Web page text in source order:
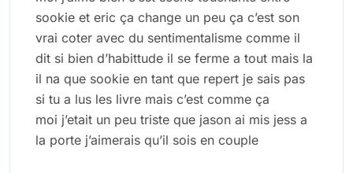
sookie et eric ça change un peu ça c’est son
vrai coter avec du sentimentalisme comme il
dit si bien d’habittude il se ferme a tout mais la
il na que sookie en tant que repert je sais pas
si tu a lus les livre mais c’est comme ça
moi j’etait un peu triste que jason ai mis jess a
la porte j’aimerais qu’il sois en couple